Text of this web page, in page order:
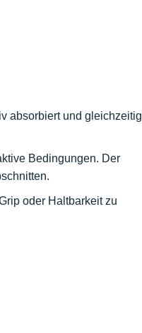
absorbiert und gleichzeitig
Bedingungen. Der
oder Haltbarkeit zu